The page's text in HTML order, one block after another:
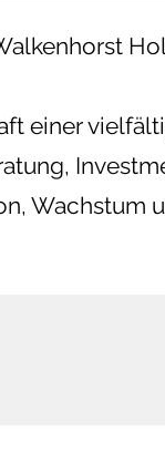
einer
Wachstum